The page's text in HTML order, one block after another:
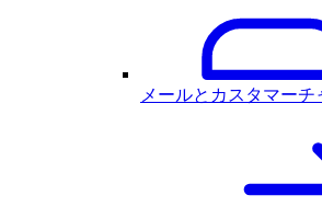
メールとカスタマーチ